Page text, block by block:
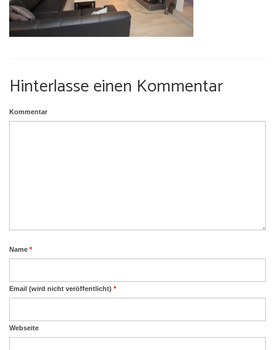
Umgebung
Hinterlasse einen Kommentar
Kommentar
Name *
Email (wird nicht veröffentlicht) *
Webseite